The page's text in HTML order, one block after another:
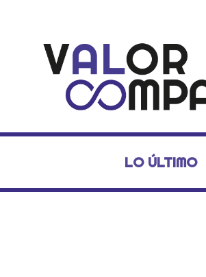
LO ÚLTIMO